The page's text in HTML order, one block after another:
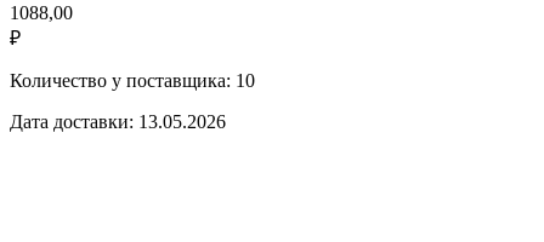
1088,00
₽
Количество у поставщика: 10
Дата доставки: 13.05.2026